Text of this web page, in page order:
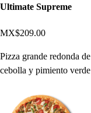
Ultimate Supreme
MX$209.00
Pizza grande redonda
cebolla y pimiento verde